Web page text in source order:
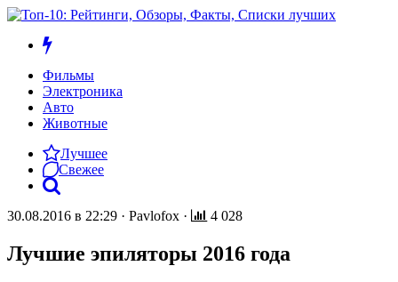
Фильмы
Электроника
Авто
Животные
Лучшее
Свежее
30.08.2016 в 22:29 · Pavlofox · 4 028
Лучшие эпиляторы 2016 года